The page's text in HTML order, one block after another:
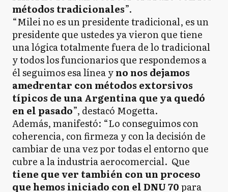
métodos tradicionales”.
“Milei no es un presidente tradicional, es un
presidente que ustedes ya vieron que tiene
una lógica totalmente fuera de lo tradicional
y todos los funcionarios que respondemos a
él seguimos esa línea yno nos dejamos
amedrentar con métodos extorsivos
típicos de una Argentina que ya quedó
en el pasado”, destacó Mogetta.
Además, manifestó: “Lo conseguimos con
coherencia, con firmeza y con la decisión de
cambiar de una vez por todas el entorno que
cubre a la industria aerocomercial. Que
tiene que ver también con un proceso
que hemos iniciado con el DNU 70para